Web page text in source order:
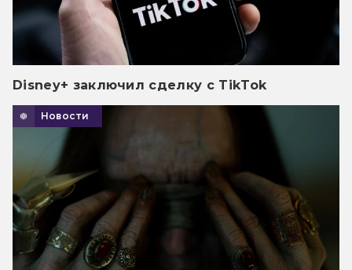
Disney+ заключил сделку с TikTok
Новости